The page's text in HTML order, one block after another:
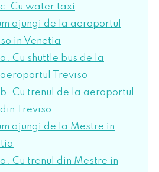
c. Cu water taxi
ajungi de la aeroportul
in Venetia
a. Cu shuttle bus de la
aeroportul Treviso
b. Cu trenul de la aeroportul
din Treviso
ajungi de la Mestre in
a. Cu trenul din Mestre in